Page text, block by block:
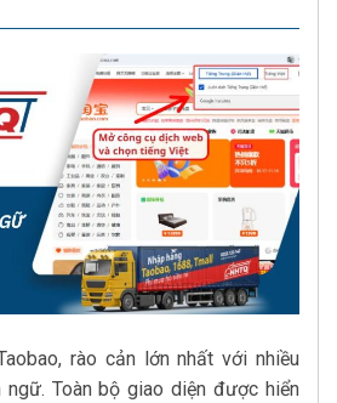
rào cản lớn nhất với nhiều
Toàn bộ giao diện được hiển